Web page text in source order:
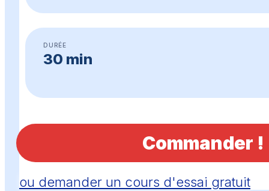
DURÉE
30 min
Commander !
ou demander un cours d'essai gratuit